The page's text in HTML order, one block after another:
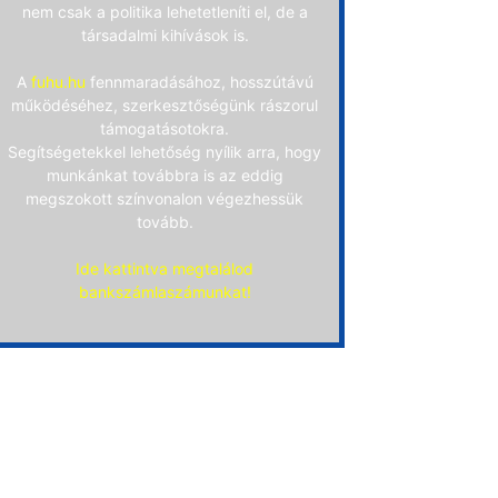
nem csak a politika lehetetleníti el, de a
társadalmi kihívások is.
A fuhu.hu fennmaradásához, hosszútávú
működéséhez, szerkesztőségünk rászorul
támogatásotokra.
Segítségetekkel lehetőség nyílik arra, hogy
munkánkat továbbra is az eddig
megszokott színvonalon végezhessük
tovább.
Ide kattintva megtalálod
bankszámlaszámunkat!